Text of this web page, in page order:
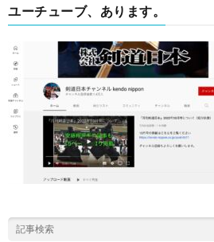
ユーチューブ、あります。